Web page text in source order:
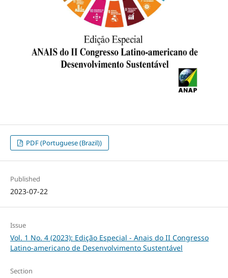
PDF (Portuguese (Brazil))
Published
2023-07-22
Issue
Vol. 1 No. 4 (2023): Edição Especial - Anais do II Congresso
Latino-americano de Desenvolvimento Sustentável
Section